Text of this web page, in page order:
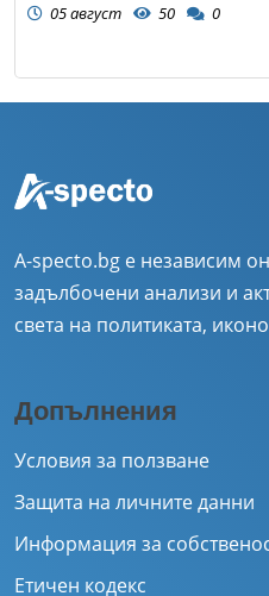
05 август 50 0
A-specto.bg е независим
задълбочени анализи и
света на политиката,
Допълнения
Условия за ползване
Защита на личните данни
Информация за
Етичен кодекс